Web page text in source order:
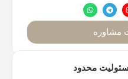
مشاوره
محدود